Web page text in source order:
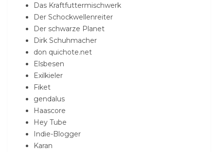
Das Kraftfuttermischwerk
Der Schockwellenreiter
Der schwarze Planet
Dirk Schuhmacher
don quichote.net
Elsbesen
Exilkieler
Fiket
gendalus
Haascore
Hey Tube
Indie-Blogger
Karan